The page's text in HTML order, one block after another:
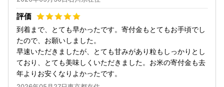
到着まで、とても早かったです。寄付金もとてもお手頃でし
たので、お願いしました。
早速いただきましたが、とても甘みがあり粒もしっかりとし
ており、とても美味しくいただきました。お米の寄付金も去
年よりお安くなりよかったです。